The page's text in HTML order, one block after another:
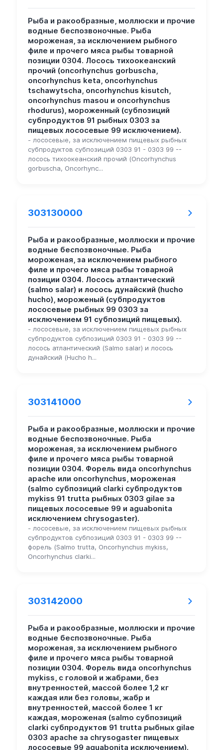
Рыба и ракообразные, моллюски и прочие
водные беспозвоночные. Рыба
мороженая, за исключением рыбного
филе и прочего мяса рыбы товарной
позиции 0304. Лосось тихоокеанский
прочий (oncorhynchus gorbuscha,
oncorhynchus keta, oncorhynchus
tschawytscha, oncorhynchus kisutch,
oncorhynchus masou и oncorhynchus
rhodurus), мороженный (субпозиций
субпродуктов 91 рыбных 0303 за
пищевых лососевые 99 исключением).
- лососевые, за исключением пищевых рыбных
субпродуктов субпозиций 0303 91 - 0303 99 --
лосось тихоокеанский прочий (Oncorhynchus
gorbuscha, Oncorhync...
303130000
Рыба и ракообразные, моллюски и прочие
водные беспозвоночные. Рыба
мороженая, за исключением рыбного
филе и прочего мяса рыбы товарной
позиции 0304. Лосось атлантический
(salmo salar) и лосось дунайский (hucho
hucho), мороженый (субпродуктов
лососевые рыбных 99 0303 за
исключением 91 субпозиций пищевых).
- лососевые, за исключением пищевых рыбных
субпродуктов субпозиций 0303 91 - 0303 99 --
лосось атлантический (Salmo salar) и лосось
дунайский (Hucho h...
303141000
Рыба и ракообразные, моллюски и прочие
водные беспозвоночные. Рыба
мороженая, за исключением рыбного
филе и прочего мяса рыбы товарной
позиции 0304. Форель вида oncorhynchus
apache или oncorhynchus, мороженая
(salmo субпозиций clarki субпродуктов
mykiss 91 trutta рыбных 0303 gilae за
пищевых лососевые 99 и aguabonita
исключением chrysogaster).
- лососевые, за исключением пищевых рыбных
субпродуктов субпозиций 0303 91 - 0303 99 --
форель (Salmo trutta, Oncorhynchus mykiss,
Oncorhynchus clarki...
303142000
Рыба и ракообразные, моллюски и прочие
водные беспозвоночные. Рыба
мороженая, за исключением рыбного
филе и прочего мяса рыбы товарной
позиции 0304. Форель вида oncorhynchus
mykiss, с головой и жабрами, без
внутренностей, массой более 1,2 кг
каждая или без головы, жабр и
внутренностей, массой более 1 кг
каждая, мороженая (salmo субпозиций
clarki субпродуктов 91 trutta рыбных gilae
0303 apache за chrysogaster пищевых
лососевые 99 aguabonita исключением).